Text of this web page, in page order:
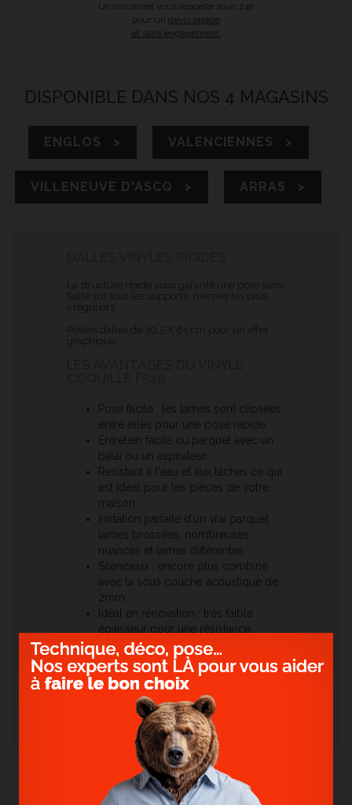
Un conseiller vous rappelle sous 24h
pour un devis rapide
et sans engagement.
DISPONIBLE DANS NOS 4 MAGASINS
ENGLOS > VALENCIENNES >
VILLENEUVE D'ASCQ > ARRAS >
La structure rigide vous garantit une pose sans
faille sur tous les supports, mêmes les plus
Petites dalles de 30,5 X 61 cm pour un effet
Pose facile : les lames sont clipsées
entre elles pour une pose rapide.
Entretien facile du parquet avec un
balai ou un aspirateur.
Résistant à l'eau et aux tâches ce qui
est idéal pour les pièces de votre
maison.
Imitation parfaite d'un vrai parquet :
lames brossées, nombreuses
nuances et lames différentes.
Silencieux : encore plus combiné
avec la sous couche acoustique de
2mm.
Idéal en rénovation : très faible
épaisseur pour une résistance
maximale.
Accessoires assortis: combinez les plinthes et
autres barres de seuil dans la teinte de votre
sol.
Retrouvez également tous nos autres
clipsables et PVCde chezID Parquet
NOS RÉALISATIONS